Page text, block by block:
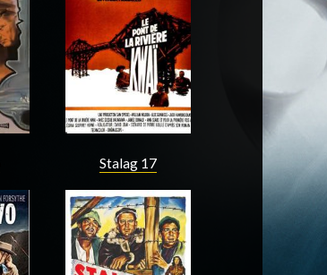
Acteur
Stalag 17